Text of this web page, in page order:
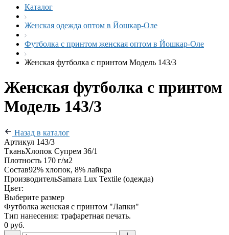
Каталог
Женская одежда оптом в Йошкар-Оле
Футболка с принтом женская оптом в Йошкар-Оле
Женская футболка с принтом Модель 143/3
Женская футболка с принтом
Модель 143/3
Назад в каталог
Артикул 143/3
ТканьХлопок Супрем 36/1
Плотность 170 г/м2
Состав92% хлопок, 8% лайкра
ПроизводительSamara Lux Textile (одежда)
Цвет:
Выберите размер
Футболка женская с принтом "Лапки"
Тип нанесения: трафаретная печать.
0 руб.